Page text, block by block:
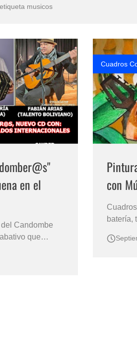
del Dibujo A Lápiz, Biryulina Vita
de Hollywood Más Bellas del Mundo
de negras africanas?
surrealista
musicos
en el
Candombe
que
Cuadros
con
batería,
pintor